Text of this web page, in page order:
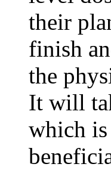
their
finish
the
It will
which